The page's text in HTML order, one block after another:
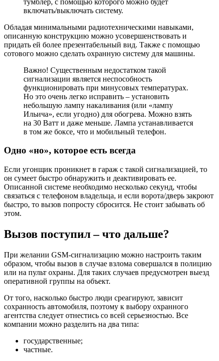
включать/выключать систему.
Обладая минимальными радиотехническими навыками,
описанную конструкцию можно усовершенствовать и
придать ей более презентабельный вид. Также с помощью
сотового можно сделать охранную систему для машины.
Важно! Существенным недостатком такой
сигнализации является неспособность
функционировать при минусовых температурах.
Но это очень легко исправить – установить
небольшую лампу накаливания (или «лампу
Ильича», если угодно) для обогрева. Можно взять
на 30 Ватт и даже меньше. Лампа устанавливается
в том же боксе, что и мобильный телефон.
Одно «но», которое есть всегда
Если угонщик проникнет в гараж с такой сигнализацией, то
он сумеет быстро обнаружить и деактивировать ее.
Описанной системе необходимо несколько секунд, чтобы
связаться с телефоном владельца, и если ворота/дверь закроют
быстро, то вызов попросту сбросится. Не стоит забывать об
этом.
Вызов поступил – что дальше?
При желании GSМ-сигнализацию можно настроить таким
образом, чтобы вызов в случае взлома совершался в полицию
или на пульт охраны. Для таких случаев предусмотрен выезд
оперативной группы на объект.
От того, насколько быстро люди среагируют, зависит
сохранность автомобиля, поэтому к выбору охранного
агентства следует отнестись со всей серьезностью. Все
компании можно разделить на два типа:
государственные;
частные.